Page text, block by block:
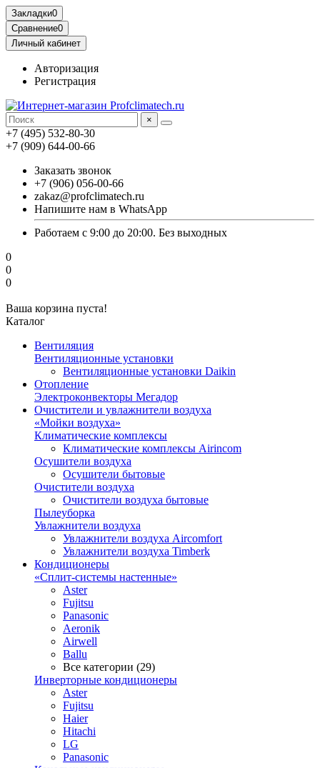
Закладки0
Сравнение0
Личный кабинет
Авторизация
Регистрация
×
+7 (495) 532-80-30
+7 (909) 644-00-66
Заказать звонок
+7 (906) 056-00-66
zakaz@profclimatech.ru
Напишите нам в WhatsApp
Работаем с 9:00 до 20:00. Без выходных
0
0
0
Ваша корзина пуста!
Каталог
Вентиляция
Вентиляционные установки
Вентиляционные установки Daikin
Отопление
Электроконвекторы Мегадор
Очистители и увлажнители воздуха
«Мойки воздуха»
Климатические комплексы
Климатические комплексы Airincom
Осушители воздуха
Осушители бытовые
Очистители воздуха
Очистители воздуха бытовые
Пылеуборка
Увлажнители воздуха
Увлажнители воздуха Aircomfort
Увлажнители воздуха Timberk
Кондиционеры
«Сплит-системы настенные»
Aster
Fujitsu
Panasonic
Aeronik
Airwell
Ballu
Все категории (29)
Инверторные кондиционеры
Aster
Fujitsu
Haier
Hitachi
LG
Panasonic